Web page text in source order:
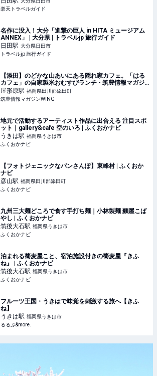
楽天トラベルガイド
名作に没入！大分「進撃の巨人 in HITA ミュージアム
ANNEX」 | 大分県 | トラベルjp 旅行ガイド
日田駅 大分県日田市
トラベルjp 旅行ガイド
【添田】のどかな山あいにある隠れ家カフェ。「はる
カフェ」の自家製米おむすびランチ - 筑豊情報マガジ
ンWING
屋形原駅 福岡県田川郡添田町
筑豊情報マガジンWING
地元で活動するアーティスト作品に出合える 注目スポ
ット｜gallery&cafe 空のいろ | ふくおかナビ
うきは駅 福岡県うきは市
ふくおかナビ
【フォトジェニックなパンさんぽ】東峰村 | ふくおか
ナビ
彦山駅 福岡県田川郡添田町
ふくおかナビ
九州三大麺どころで食す手打ち麺｜小林製麺 麵屋こば
やし | ふくおかナビ
筑後大石駅 福岡県うきは市
ふくおかナビ
泊まれる蕎麦屋こと、宿泊施設付きの蕎麦屋『きふ
ね』 | ふくおかナビ
筑後大石駅 福岡県うきは市
ふくおかナビ
フルーツ王国・うきはで味覚を刺激する旅へ【きふ
ね】
うきは駅 福岡県うきは市
るるぶ&more.